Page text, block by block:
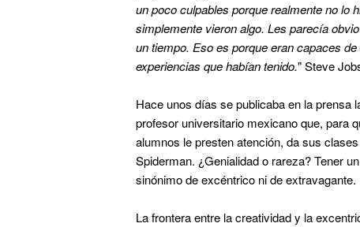
un poco culpables porque realmente no lo
simplemente vieron algo. Les parecía
un tiempo. Eso es porque eran capaces
experiencias que habían tenido." Steve
Hace unos días se publicaba en la prensa
profesor universitario mexicano que, para
alumnos le presten atención, da sus clases
Spiderman. ¿Genialidad o rareza?Tener
sinónimo deexcéntrico ni de extravagante.
La frontera entre la creatividad y la